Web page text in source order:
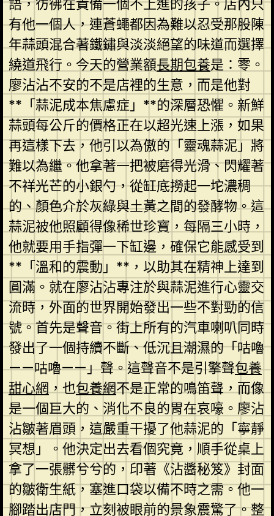
語，彷彿在責備一個不上進的孩子。店內只
有他一個人，連蒼蠅都因為難以忍受那股陳
年蒜頭混合著鐵鏽與淡淡絕望的味道而選擇
繞道飛行。今天的營業額長期包養是：零。
廖沾沾不安的不是店裡的生意，而是他對
**「蒜泥成本焦慮症」**的深層恐懼。新鮮
蒜頭每公斤的價格正在以超光速上漲，如果
再這樣下去，他引以為傲的「靈魂蒜泥」將
難以為繼。他拿著一把被磨得光滑、閃耀著
不祥光芒的小銀勺，從缸底撈起一坨濃稠
的、顏色介於灰綠與土黃之間的發酵物。這
蒜泥被他照顧得像稀世珍寶，每隔三小時，
他就要用手指彈一下缸邊，確保它能感受到
**「溫和的震動」**，以助其在精神上達到
圓滿。就在廖沾沾專注於與蒜泥進行心靈交
流時，外面的世界開始發出一些不對勁的信
號。首先是聲音。街上所有的汽車喇叭同時
發出了一個持續不斷、低沉且潮濕的「咕嚕
——咕嚕——」聲。這聲音不是引擎聲包養
甜心網，也包養網不是正常的鳴笛聲，而像
是一個巨大的、消化不良的胃在哀嚎。廖沾
沾皺著眉頭，這嚴重干擾了他蒜泥的「寧靜
冥想」。他決定出去看個究竟，順手從桌上
拿了一張髒兮兮的，印著《沾醬秘笈》封面
的皺衛生紙，塞進口袋以備不時之需。他一
腳踏出店門，立刻被眼前的景象震驚了。整